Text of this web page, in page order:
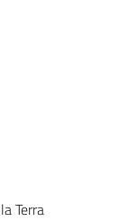
Terra